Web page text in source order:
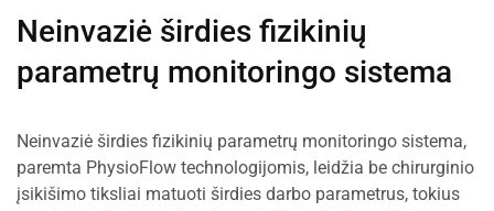
Neinvaziė širdies fizikinių
parametrų monitoringo sistema
Neinvaziė širdies fizikinių parametrų monitoringo sistema,
paremta PhysioFlow technologijomis, leidžia be chirurginio
įsikišimo tiksliai matuoti širdies darbo parametrus, tokius